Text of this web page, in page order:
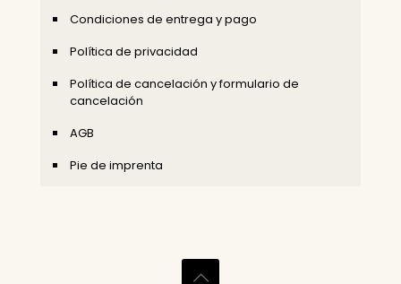
Condiciones de entrega y pago
Política de privacidad
Política de cancelación y formulario de
cancelación
AGB
Pie de imprenta